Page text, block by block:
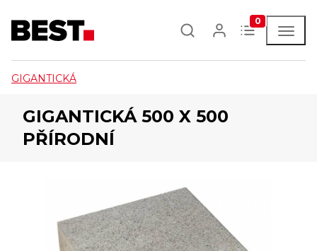
0
GIGANTICKÁ
GIGANTICKÁ 500 X 500
PŘÍRODNÍ